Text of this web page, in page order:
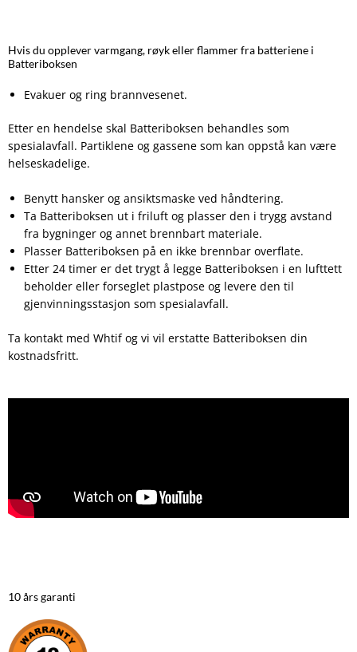
Hvis du opplever varmgang, røyk eller flammer fra batteriene i
Batteriboksen
Evakuer og ring brannvesenet.
Etter en hendelse skal Batteriboksen behandles som
spesialavfall. Partiklene og gassene som kan oppstå kan være
helseskadelige.
Benytt hansker og ansiktsmaske ved håndtering.
Ta Batteriboksen ut i friluft og plasser den i trygg avstand
fra bygninger og annet brennbart materiale.
Plasser Batteriboksen på en ikke brennbar overflate.
Etter 24 timer er det trygt å legge Batteriboksen i en lufttett
beholder eller forseglet plastpose og levere den til
gjenvinningsstasjon som spesialavfall.
Ta kontakt med Whtif og vi vil erstatte Batteriboksen din
kostnadsfritt.
10 års garanti